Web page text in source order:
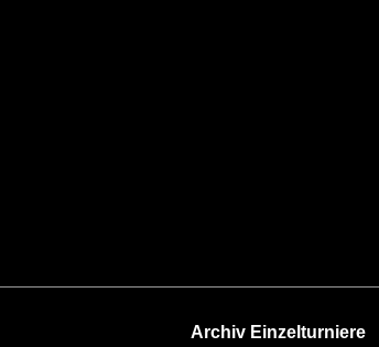
Archiv Einzelturniere